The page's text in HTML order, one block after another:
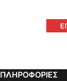
ΠΛΗΡΟΦΟΡΙΕΣ